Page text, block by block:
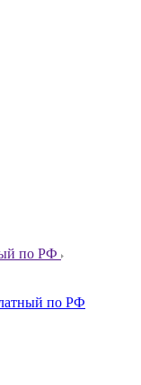
по РФ
по РФ